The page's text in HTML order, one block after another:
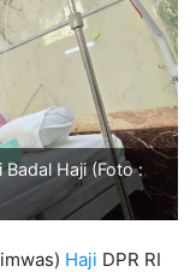
Haji (Foto :
Haji DPR RI